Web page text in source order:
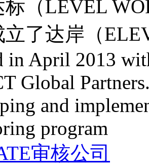
LEVEL
立了达岸（
in April 2013
Global
and
program
审核公司